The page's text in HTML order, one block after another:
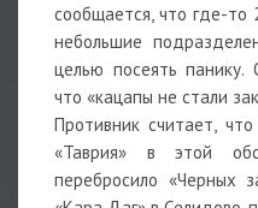
сообщается, что где-то
небольшие
целью посеять
что «кацапы не стали
Противник считает,
«Таврия» в этой
перебросило «Черных